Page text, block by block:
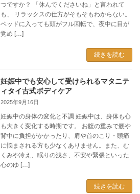
つですか？ 「休んでくださいね」と言われて
も、 リラックスの仕方がそもそもわからない。
ベッドに入っても頭がフル回転で、夜中に目が
覚め […]
続きを読む
妊娠中でも安心して受けられるマタニテ
ィタイ古式ボディケア
2025年9月16日
妊娠中の身体の変化と不調 妊娠中は、身体も心
も大きく変化する時期です。 お腹の重みで腰や
背中に負担がかかったり、肩や首のこり・頭痛
に悩まされる方も少なくありません。また、む
くみや冷え、眠りの浅さ、不安や緊張といった
心のゆ […]
続きを読む